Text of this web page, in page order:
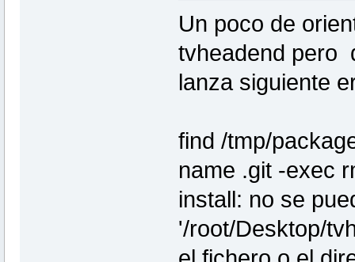
Un poco de
tvheadend pero
lanza siguiente
find /tmp/
name .git -exec
install: no se
'/root/Desktop/